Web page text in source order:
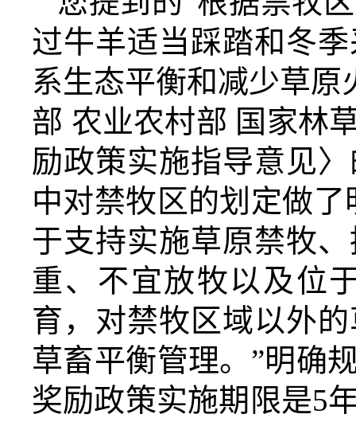
过牛羊适当踩踏和冬
系生态平衡和减少草原
部 农业农村部 国家林
励政策实施指导意见
中对禁牧区的划定做了
于支持实施草原禁牧
重、不宜放牧以及位
育，对禁牧区域以外
草畜平衡管理。”明确
奖励政策实施期限是5